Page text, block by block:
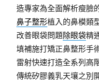
造專家為全面解析瘦臉
鼻子整形植入的鼻模類
改善眼袋問題除眼袋精
填補施打矯正鼻整形手
雷射快速打造全系列高
傳統矽膠義乳天壤之別